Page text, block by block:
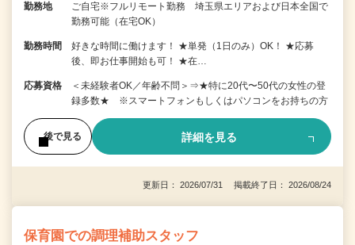
勤務地
ご自宅※フルリモート勤務 埼玉県エリアおよび日本全国で
勤務可能（在宅OK）
勤務時間
好きな時間に働けます！ ★単発（1日のみ）OK！ ★応募
後、即お仕事開始も可！ ★在…
応募資格
＜未経験者OK／年齢不問＞⇒★特に20代〜50代の女性の登
録多数★ ※スマートフォンもしくはパソコンをお持ちの方
後で見る 詳細を見る
更新日： 2026/07/31 掲載終了日： 2026/08/24
保育園での調理補助スタッフ